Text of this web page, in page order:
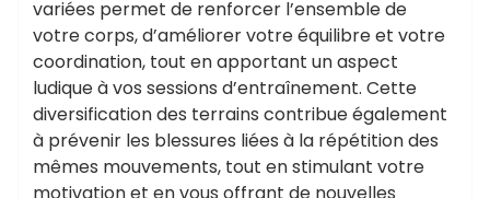
variées permet de renforcer l’ensemble de
votre corps, d’améliorer votre équilibre et votre
coordination, tout en apportant un aspect
ludique à vos sessions d’entraînement. Cette
diversification des terrains contribue également
à prévenir les blessures liées à la répétition des
mêmes mouvements, tout en stimulant votre